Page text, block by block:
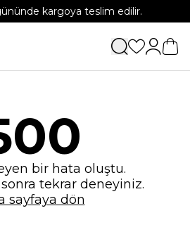
kargoya teslim edilir.
indirim kodu: APP15
bir hata oluştu.
tekrar deneyiniz.
sayfaya dön